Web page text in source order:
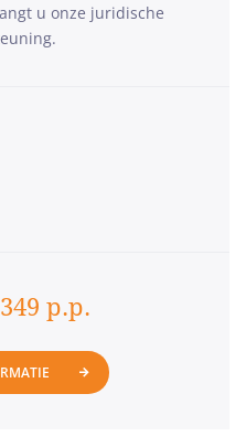
u onze juridische
p.p.